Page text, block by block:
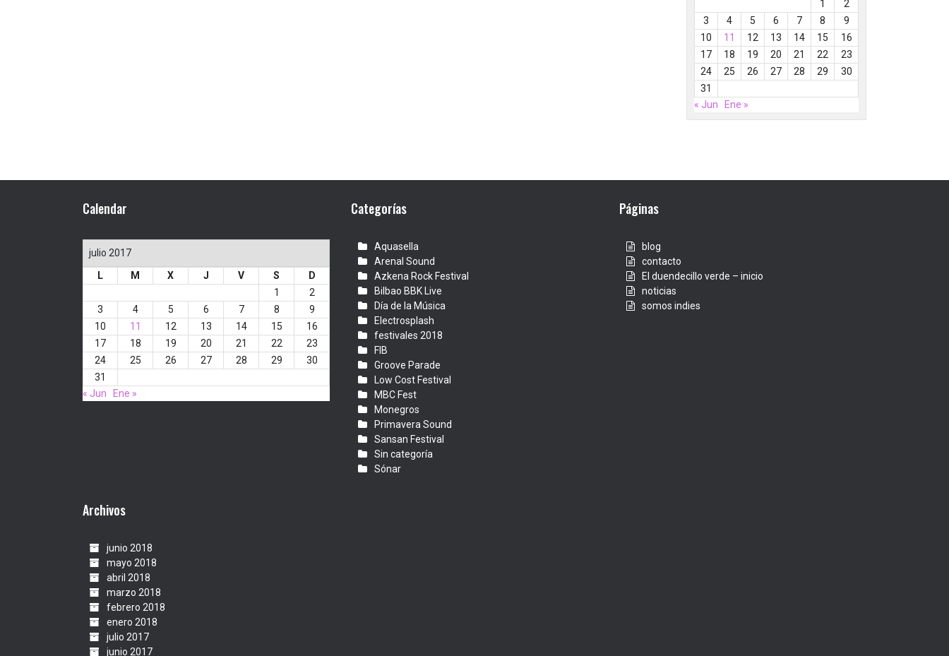
1
2
3
4 5 6 7 8
9
10
11 12 13 14 15
16
17
18 19 20 21 22
23
24
25 26 27 28 29
30
31
« Jun
Ene »
Calendar
julio 2017
L
M X J V S
D
1
2
3
4 5 6 7 8
9
10
11 12 13 14 15
16
17
18 19 20 21 22
23
24
25 26 27 28 29
30
31
« Jun
Ene »
Categorías
Aquasella
Arenal Sound
Azkena Rock Festival
Bilbao BBK Live
Día de la Música
Electrosplash
festivales 2018
FIB
Groove Parade
Low Cost Festival
MBC Fest
Monegros
Primavera Sound
Sansan Festival
Sin categoría
Sónar
Páginas
blog
contacto
El duendecillo verde – inicio
noticias
somos indies
Archivos
junio 2018
mayo 2018
abril 2018
marzo 2018
febrero 2018
enero 2018
julio 2017
junio 2017